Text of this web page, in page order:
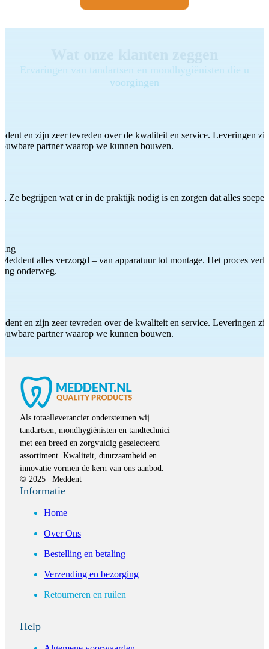
Ervaringen van tandartsen en mondhygiënisten die u
voorgingen
en zijn zeer tevreden over de kwaliteit en service. Leveringen
partner waarop we kunnen bouwen.
Ze begrijpen wat er in de praktijk nodig is en zorgen dat alles
alles verzorgd – van apparatuur tot montage. Het proces
onderweg.
en zijn zeer tevreden over de kwaliteit en service. Leveringen
partner waarop we kunnen bouwen.
Als totaalleverancier ondersteunen wij
tandartsen, mondhygiënisten en tandtechnici
met een breed en zorgvuldig geselecteerd
assortiment. Kwaliteit, duurzaamheid en
innovatie vormen de kern van ons aanbod.
© 2025 | Meddent
Informatie
Home
Over Ons
Bestelling en betaling
Verzending en bezorging
Retourneren en ruilen
Help